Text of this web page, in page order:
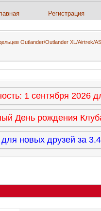
Регистрация
Outlander/Outlander XL/Airtrek/
1 сентября
День рождения
для новых друзей за